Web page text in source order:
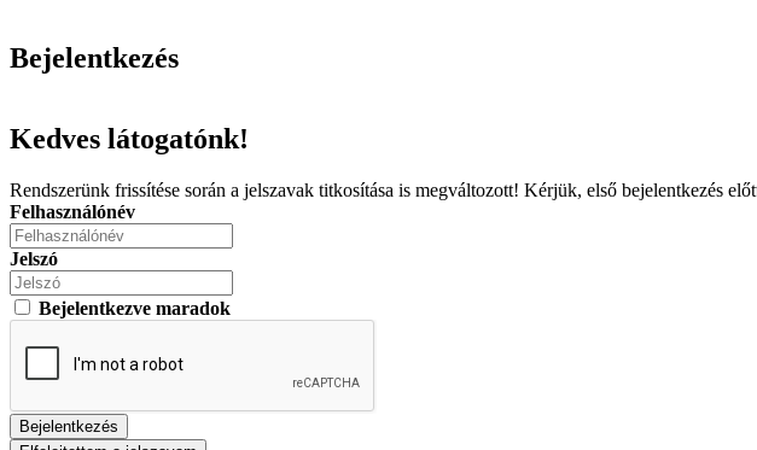
Bejelentkezés
Kedves látogatónk!
Rendszerünk frissítése során a jelszavak titkosítása is megváltozott! Kérjük, első bejelentkezés
Felhasználónév
Jelszó
Bejelentkezve maradok